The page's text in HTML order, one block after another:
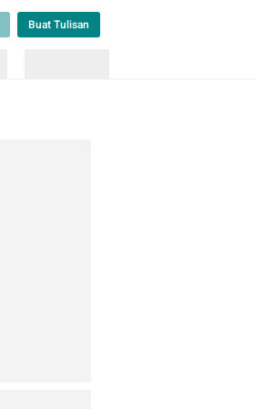
Buat Tulisan